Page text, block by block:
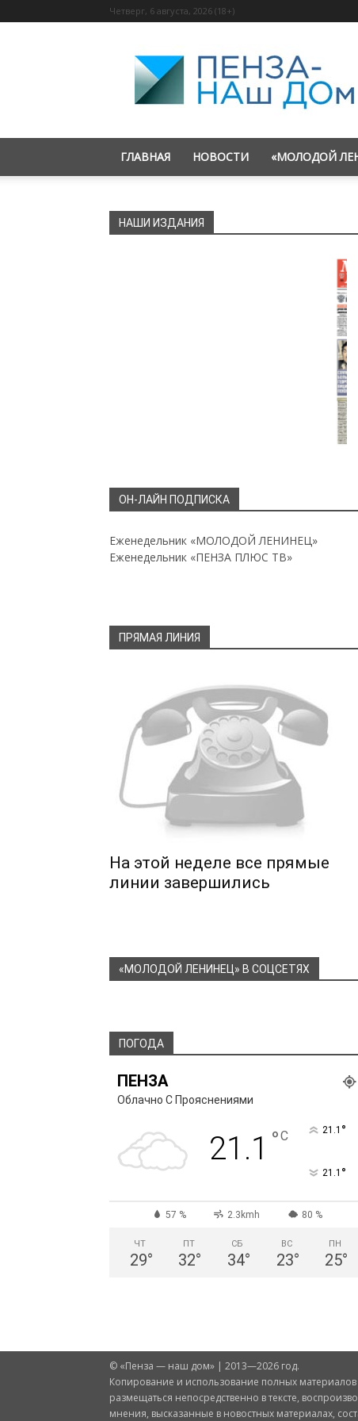
Четверг, 6 августа, 2026 (18+)
«Пенза
—
наш
дом»
ГЛАВНАЯ НОВОСТИ «МОЛОДОЙ
НАШИ ИЗДАНИЯ
ОН-ЛАЙН ПОДПИСКА
Еженедельник «МОЛОДОЙ ЛЕНИНЕЦ»
Еженедельник «ПЕНЗА ПЛЮС ТВ»
ПРЯМАЯ ЛИНИЯ
На этой неделе все прямые
линии завершились
«МОЛОДОЙ ЛЕНИНЕЦ» В СОЦСЕТЯХ
ПОГОДА
ПЕНЗА
Облачно С Прояснениями
21.1 °C 21.1 °
21.1 °
57 % 2.3kmh 80 %
ЧТ
29°
ПТ
32°
СБ
34°
ВС
23°
ПН
25°
© «Пенза — наш дом» | 2013—2026 год.
Копирование и использование полных
размещаться непосредственно в тексте,
мнения, высказанные в новостных материалах,